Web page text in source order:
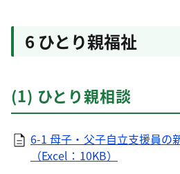
6 ひとり親福祉
(1) ひとり親相談
6-1 母子・父子自立支援員の
（Excel：10KB）